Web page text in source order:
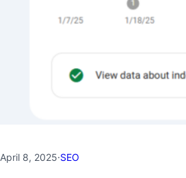
April 8, 2025·SEO